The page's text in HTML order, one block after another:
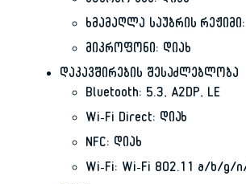
ხმამაღლა საუბრის
მიკროფონი: დიახ
დაკავშირების შესაძლებლობა
Bluetooth: 5.3, A2DP, LE
Wi-Fi Direct: დიახ
NFC: დიახ
Wi-Fi: Wi-Fi 802.11 a/b/g/